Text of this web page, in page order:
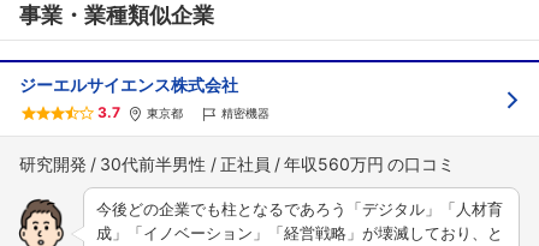
事業・業種類似企業
ジーエルサイエンス株式会社
3.7 東京都 精密機器
研究開発 30代前半男性 正社員 年収560万円
今後どの企業でも柱となるであろう「デジタル」「人材育
成」「イノベーション」「経営戦略」が壊滅しており、と